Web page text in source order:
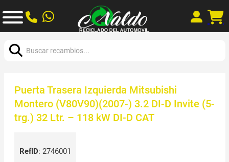
Puerta Trasera Izquierda Mitsubishi
Montero (V80V90)(2007-) 3.2 DI-D Invite (5-
trg.) 32 Ltr. – 118 kW DI-D CAT
RefID: 2746001